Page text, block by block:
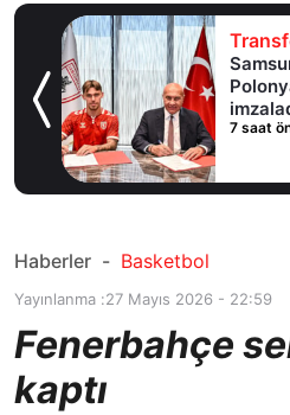
7 saat
Haberler - Basketbol
Yayınlanma :27 Mayıs 2026 - 22:59
Fenerbahçe
kaptı